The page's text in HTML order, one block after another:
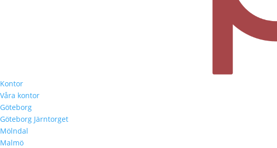
Kontor
Våra kontor
Göteborg
Göteborg Järntorget
Mölndal
Malmö